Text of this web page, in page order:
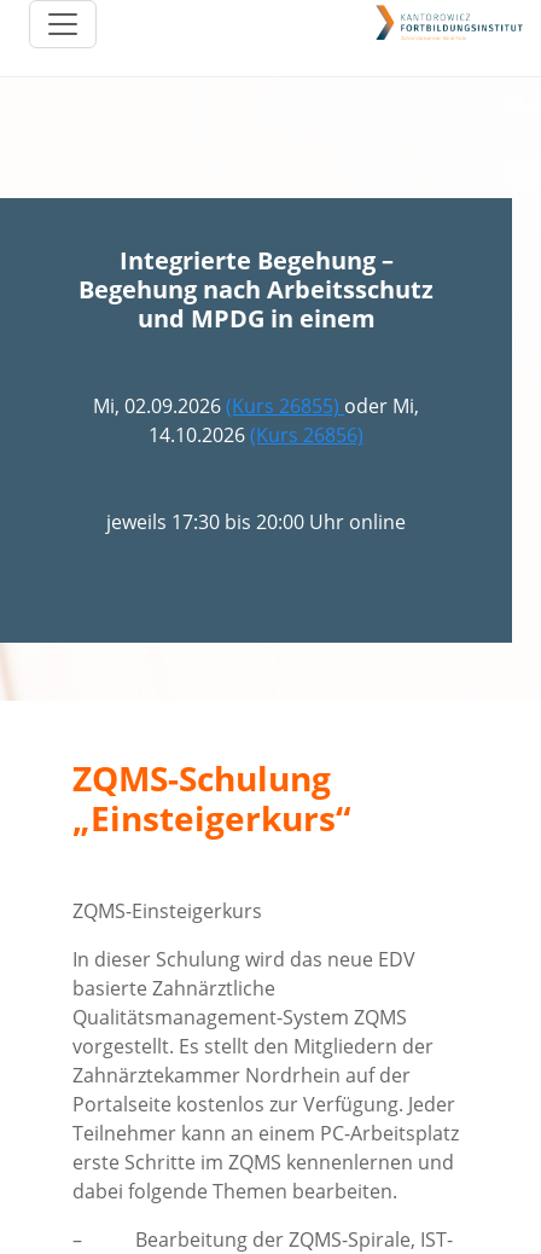
Integrierte Begehung –
Begehung nach Arbeitsschutz
und MPDG in einem
Mi, 02.09.2026(Kurs 26855) oder Mi,
14.10.2026(Kurs 26856)
jeweils 17:30 bis 20:00 Uhr online
ZQMS-Schulung
„Einsteigerkurs“
ZQMS-Einsteigerkurs
In dieser Schulung wird das neue EDV
basierte Zahnärztliche
Qualitätsmanagement-System ZQMS
vorgestellt. Es stellt den Mitgliedern der
Zahnärztekammer Nordrhein auf der
Portalseite kostenlos zur Verfügung. Jeder
Teilnehmer kann an einem PC-Arbeitsplatz
erste Schritte im ZQMS kennenlernen und
dabei folgende Themen bearbeiten.
– Bearbeitung der ZQMS-Spirale, IST-